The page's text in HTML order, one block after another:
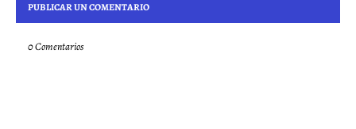
PUBLICAR UN COMENTARIO
0 Comentarios